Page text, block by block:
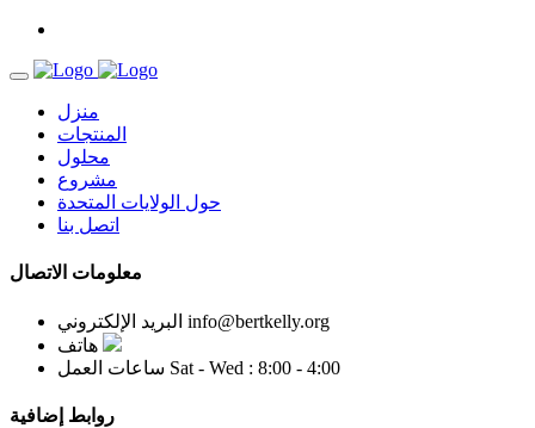
منزل
المنتجات
محلول
مشروع
حول الولايات المتحدة
اتصل بنا
معلومات الاتصال
البريد الإلكتروني info@bertkelly.org
هاتف
ساعات العمل Sat - Wed : 8:00 - 4:00
روابط إضافية